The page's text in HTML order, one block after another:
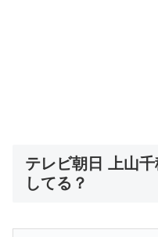
テレビ朝日 上山
してる？